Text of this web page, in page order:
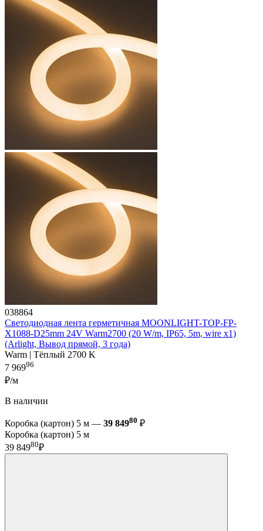
038864
Светодиодная лента герметичная MOONLIGHT-TOP-FP-
X1088-D25mm 24V Warm2700 (20 W/m, IP65, 5m, wire x1)
(Arlight, Вывод прямой, 3 года)
Warm | Тёплый 2700 K
7 96996
₽/м
В наличии
Коробка (картон) 5 м — 39 84980 ₽
Коробка (картон) 5 м
39 84980₽